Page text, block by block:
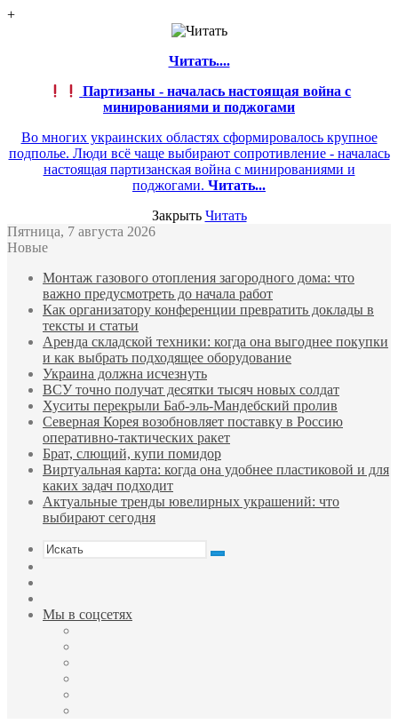
+
Читать....
Партизаны - началась настоящая война с
минированиями и поджогами
Во многих украинских областях сформировалось крупное
подполье. Люди всё чаще выбирают сопротивление - началась
настоящая партизанская война с минированиями и
поджогами. Читать...
Закрыть Читать
Пятница, 7 августа 2026
Новые
Монтаж газового отопления загородного дома: что
важно предусмотреть до начала работ
Как организатору конференции превратить доклады в
тексты и статьи
Аренда складской техники: когда она выгоднее покупки
и как выбрать подходящее оборудование
Украина должна исчезнуть
ВСУ точно получат десятки тысяч новых солдат
Хуситы перекрыли Баб-эль-Мандебский пролив
Северная Корея возобновляет поставку в Россию
оперативно-тактических ракет
Брат, слющий, купи помидор
Виртуальная карта: когда она удобнее пластиковой и для
каких задач подходит
Актуальные тренды ювелирных украшений: что
выбирают сегодня
Искать
Мы в соцсетях